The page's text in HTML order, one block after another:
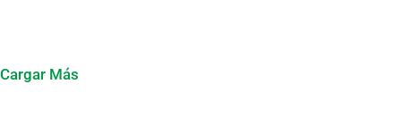
Cargar Más